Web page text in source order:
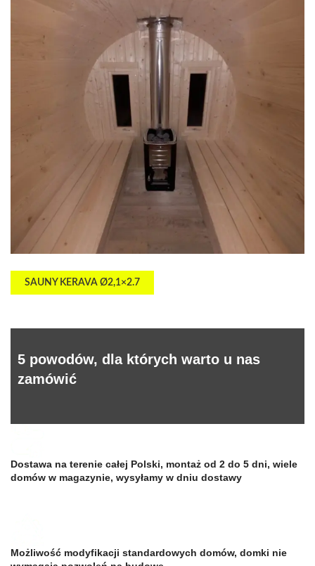
SAUNY KERAVA Ø2,1×2.7
5 powodów, dla których warto u nas
zamówić
Dostawa na terenie całej Polski, montaż od 2 do 5 dni, wiele
domów w magazynie, wysyłamy w dniu dostawy
Możliwość modyfikacji standardowych domów, domki nie